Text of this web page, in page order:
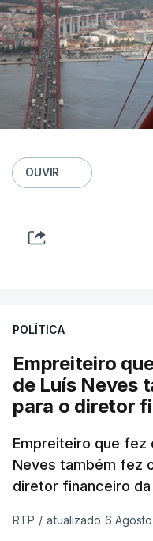
OUVIR
POLÍTICA
Empreiteiro
de Luís Neves
para o diretor
Empreiteiro que fez
Neves também fez
diretor financeiro da
RTP / atualizado 6